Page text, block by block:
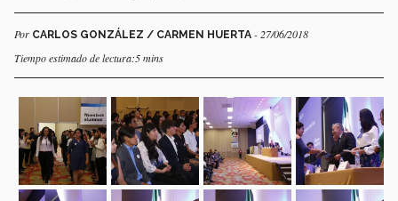
Por CARLOS GONZÁLEZ / CARMEN HUERTA - 27/06/2018
Tiempo estimado de lectura:5 mins